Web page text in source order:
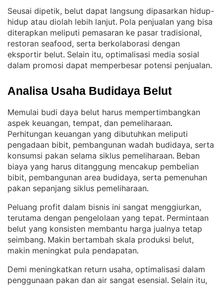
Seusai dipetik, belut dapat langsung dipasarkan hidup-
hidup atau diolah lebih lanjut. Pola penjualan yang bisa
diterapkan meliputi pemasaran ke pasar tradisional,
restoran seafood, serta berkolaborasi dengan
eksportir belut. Selain itu, optimalisasi media sosial
dalam promosi dapat memperbesar potensi penjualan.
Analisa Usaha Budidaya Belut
Memulai budi daya belut harus mempertimbangkan
aspek keuangan, tempat, dan pemeliharaan
Perhitungan keuangan yang dibutuhkan meliputi
pengadaan bibit, pembangunan wadah budidaya, serta
konsumsi pakan selama siklus pemeliharaan. Beban
biaya yang harus ditanggung mencakup pembelian
bibit, pembangunan area budidaya, serta pemenuhan
pakan sepanjang siklus pemeliharaan.
Peluang profit dalam bisnis ini sangat menggiurkan,
terutama dengan pengelolaan yang tepat. Permintaan
belut yang konsisten membantu harga jualnya tetap
seimbang. Makin bertambah skala produksi belut,
makin meningkat pula pendapatan.
Demi meningkatkan return usaha, optimalisasi dalam
penggunaan pakan dan air sangat esensial. Selain itu,